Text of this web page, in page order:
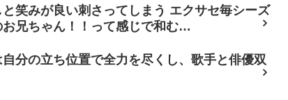
笑みが良い刺さってしまう エクサセ毎シーズ
兄ちゃん！！って感じで和む…
分の立ち位置で全力を尽くし、歌手と俳優双